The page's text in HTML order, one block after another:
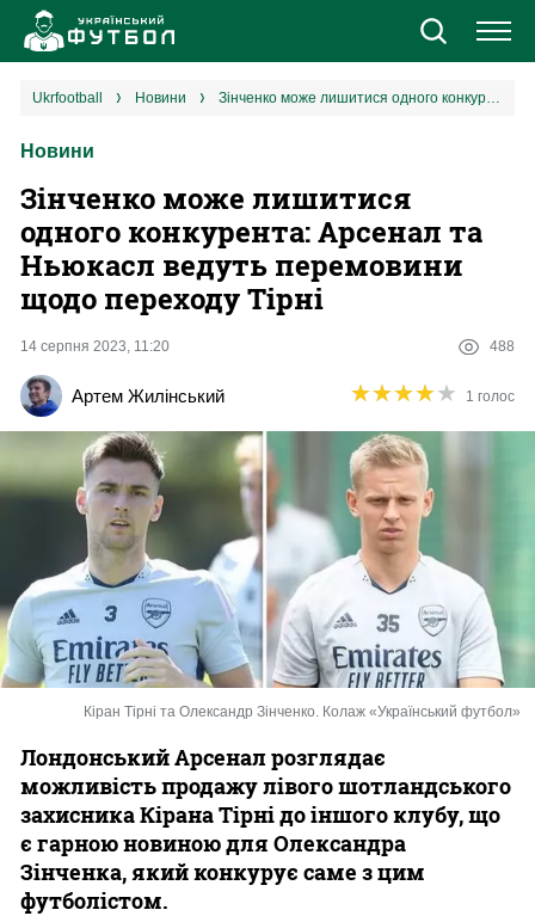
Новини
Єврокубки
УПЛ
Різне
Букмекери
Казино
ukrfootball новини Зінченко може лишитися одного конкурента: Арсенал та Ньюкасл ведуть перемовини щодо переходу Тірні
Новини
Зінченко може лишитися
одного конкурента: Арсенал та
Ньюкасл ведуть перемовини
щодо переходу Тірні
14 серпня 2023, 11:20 488
Артем Жилінський ★★★★★
★★★★★ 1 голос
Кіран Тірні та Олександр Зінченко. Колаж «Український футбол»
Лондонський Арсенал розглядає
можливість продажу лівого шотландського
захисника Кірана Тірні до іншого клубу, що
є гарною новиною для Олександра
Зінченка, який конкурує саме з цим
футболістом.